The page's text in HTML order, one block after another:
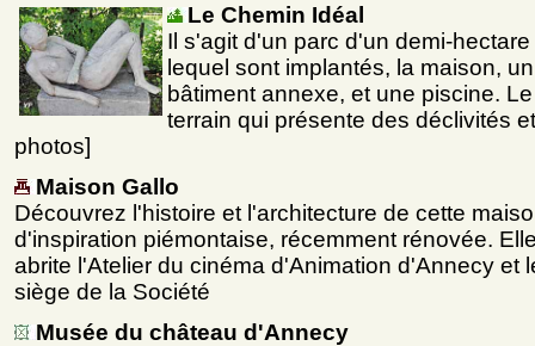
Le Chemin Idéal
Il s'agit d'un parc d'un demi-
lequel sont implantés, la maison,
bâtiment annexe, et une piscine. Le
terrain qui présente des déclivités
photos]
Maison Gallo
Découvrez l'histoire et l'architecture de cette
d'inspiration piémontaise, récemment rénovée.
abrite l'Atelier du cinéma d'Animation d'Annecy et
siège de la Société
Musée du château d'Annecy